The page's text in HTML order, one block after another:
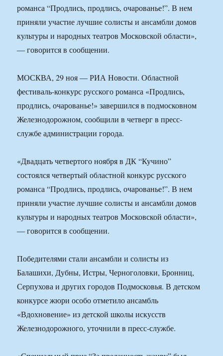
романса “Продлись, продлись, очарованье!”. В нем
приняли участие лучшие солисты и ансамбли домов
культуры и народных театров Московской области»,
— говорится в сообщении.
МОСКВА, 29 ноя — РИА Новости. Областной
фестиваль-конкурс русского романса «Продлись,
продлись, очарованье!» завершился в подмосковном
Железнодорожном, сообщили в четверг в пресс-
службе администрации города.
«Двадцать четвертого ноября в ДК “Кучино”
состоялся четвертый областной конкурс русского
романса “Продлись, продлись, очарованье!”. В нем
приняли участие лучшие солисты и ансамбли домов
культуры и народных театров Московской области»,
— говорится в сообщении.
Победителями стали ансамбли и солисты из
Балашихи, Дубны, Истры, Черноголовки, Бронниц,
Серпухова и других городов Подмосковья. В детском
конкурсе жюри особо отметило ансамбль
«Вдохновение» из детской школы искусств
Железнодорожного, уточнили в пресс-службе.